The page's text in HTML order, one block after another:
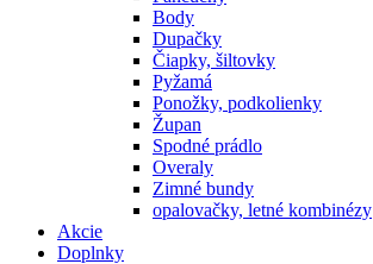
Body
Dupačky
Čiapky, šiltovky
Pyžamá
Ponožky, podkolienky
Župan
Spodné prádlo
Overaly
Zimné bundy
opalovačky, letné kombinézy
Akcie
Doplnky